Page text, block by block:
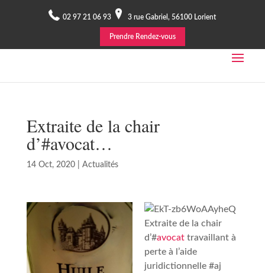
02 97 21 06 93 3 rue Gabriel, 56100 Lorient
Prendre Rendez-vous
Extraite de la chair
d’#avocat…
14 Oct, 2020| Actualités
Extraite de la chair
d’#avocattravaillant à
perte à l’aide
juridictionnelle #aj